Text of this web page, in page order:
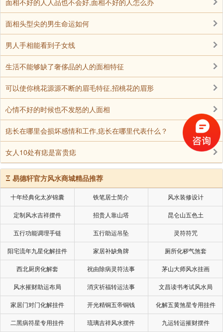
面相头型尖的男生命运如何
男人手相能看到子女线
生活不能够缺了奢侈品的人的面相特征
可以使你桃花源源不断的眉毛特征,招桃花的眉形
心情不好的时候也不发怒的人面相
痣长在哪里会损坏感情和工作,痣长在哪里代表什么？
女人10处有痣是富贵痣
Ξ 易德轩官方风水商城精品推荐
十年经典化太岁锦囊 铁笔居士简介 风水装修设计
定制风水吉祥摆件 招贵人靠山塔 昆仑山五色土
五行功能调理手链 五行助运吊坠 灵符符咒
阳宅流年九星化解挂件 家居补缺角牌 厕所化秽气煞套
西北厨房化解套 祝由除病灵符法事 茅山大师风水挂画
风水摧财助运布局 消灾祈福转运法事 文昌读书考试风水局
家居门对门化解挂件 开光精铜五帝铜钱 化解五黄煞星专用挂件
二黑病符星专用挂件 琉璃吉祥风水摆件 九运转运摧财摆件